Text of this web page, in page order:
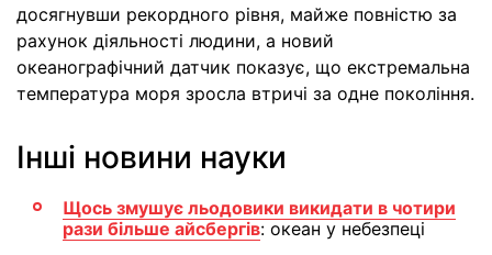
досягнувши рекордного рівня, майже повністю за
рахунок діяльності людини, а новий
океанографічний датчик показує, що екстремальна
температура моря зросла втричі за одне покоління.
Інші новини науки
Щось змушує льодовики викидати в чотири
рази більше айсбергів: океан у небезпеці